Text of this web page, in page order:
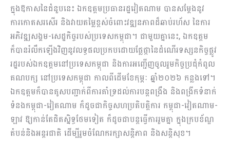
ក្នុងឱកាសនៃជំនួបនេះ ឯកឧត្តម​ប្រធានរដ្ឋវៀតណាម បានសម្ដែងនូវ
ការកោតសរសើរ និងវាយតម្លៃខ្ពស់ចំពោះវឌ្ឍនភាពដ៏ឆាប់រហ័ស នៃការ
អភិវឌ្ឍសង្គម-សេដ្ឋកិច្ចរបស់ប្រទេសកម្ពុជា។ ជាមួយគ្នានេះ, ឯកឧត្តម​
ក៏បានរំលឹកឡើងវិញនូវលទ្ធផលប្រកបដោយផ្លែផ្កានៃដំណើរទស្សនកិច្ចផ្លូវ
រដ្ឋរបស់ឯកឧត្តមនៅប្រទេសកម្ពុជា និងការអញ្ជើញចូលរួមកិច្ចប្រជុំកំពូល
គណបក្ស នៅប្រទេសកម្ពុជា កាលពីដើមខែកុម្ភៈ ឆ្នាំ២០២៦ កន្លងទៅ។
ឯកឧត្តមក៏បានគូសបញ្ជាក់ពីការគាំទ្រដល់ការបន្តពង្រឹង និងពង្រីកទំនាក់
ទំនងកម្ពុជា-វៀតណាម ក៏ដូចជាកិច្ចសហប្រតិបត្តិការ កម្ពុជា-វៀតណាម-
ឡាវ ឱ្យកាន់តែជិតស្និទ្ធថែមទៀត ក៏ដូចជាបន្តធ្វើការរួមគ្នា ក្នុងក្របខ័ណ្ឌ
តំបន់និងអន្តរជាតិ ដើម្បីរួមចំណែករក្សាសន្តិភាព និងសន្តិសុខ។